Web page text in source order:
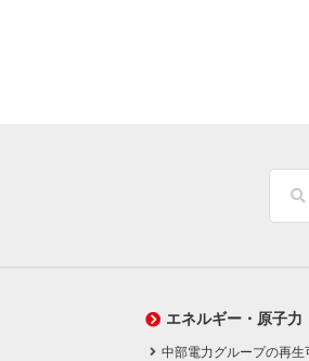
エネルギー・原子力
中部電力グループの再生